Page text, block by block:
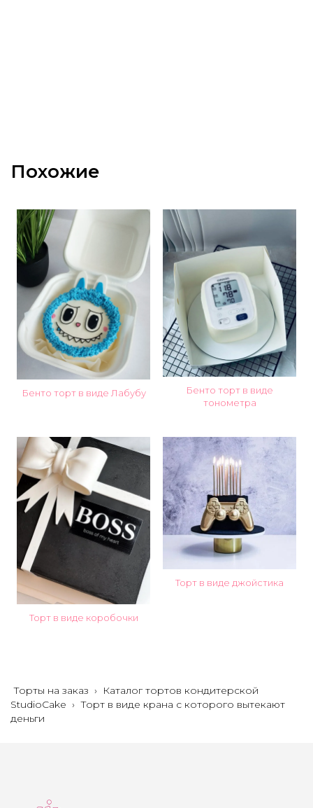
Похожие
Бенто торт в виде Лабубу
Бенто торт в виде
тонометра
Торт в виде коробочки
Торт в виде джойстика
Торты на заказ › Каталог тортов кондитерской
StudioCake › Торт в виде крана с которого вытекают
деньги